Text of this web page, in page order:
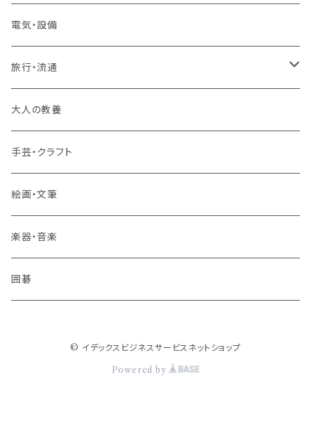
2コースまとめて受講
大卒公務員受験対策講座
TOEIC®L&Rテスト対策講座
その他 語学
電気・設備
旅行・流通
旅行業務取扱管理者講座
その他 旅行・流通
大人の教養
手芸・クラフト
絵画・文筆
楽器・音楽
囲碁
© イデックスビジネスサービスネットショップ
Powered by